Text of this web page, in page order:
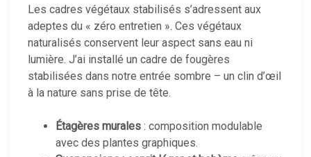
Les cadres végétaux stabilisés s’adressent aux
adeptes du « zéro entretien ». Ces végétaux
naturalisés conservent leur aspect sans eau ni
lumière. J’ai installé un cadre de fougères
stabilisées dans notre entrée sombre – un clin d’œil
à la nature sans prise de tête.
Étagères murales : composition modulable
avec des plantes graphiques.